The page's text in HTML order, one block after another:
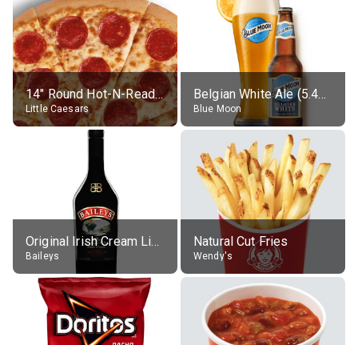
14" Round Hot-N-Ready Pepperoni Pizza
Little Caesars
Belgian White Ale (5.4% alc.)
Blue Moon
Original Irish Cream Liqueur (17% alc.)
Baileys
Natural Cut Fries
Wendy's